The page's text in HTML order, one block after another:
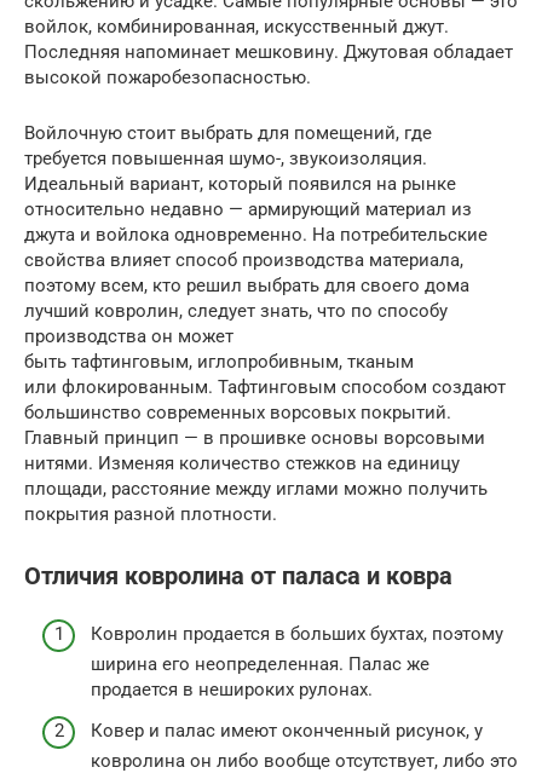
войлок, комбинированная, искусственный джут.
Последняя напоминает мешковину. Джутовая обладает
высокой пожаробезопасностью.
Войлочную стоит выбрать для помещений, где
требуется повышенная шумо-, звукоизоляция.
Идеальный вариант, который появился на рынке
относительно недавно — армирующий материал из
джута и войлока одновременно. На потребительские
свойства влияет способ производства материала,
поэтому всем, кто решил выбрать для своего дома
лучший ковролин, следует знать, что по способу
производства он может
быть тафтинговым, иглопробивным, тканым
или флокированным. Тафтинговым способом создают
большинство современных ворсовых покрытий.
Главный принцип — в прошивке основы ворсовыми
нитями. Изменяя количество стежков на единицу
площади, расстояние между иглами можно получить
покрытия разной плотности.
Отличия ковролина от паласа и ковра
Ковролин продается в больших бухтах, поэтому
ширина его неопределенная. Палас же
продается в нешироких рулонах.
Ковер и палас имеют оконченный рисунок, у
ковролина он либо вообще отсутствует, либо это